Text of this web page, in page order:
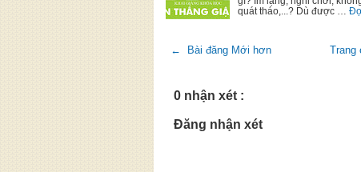
quát tháo,...? Dù được …
← Bài đăng Mới hơn Trang
0 nhận xét :
Đăng nhận xét